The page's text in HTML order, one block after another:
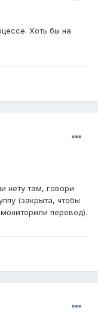
Хоть бы на
нету там, говори
(закрыта, чтобы
перевод).